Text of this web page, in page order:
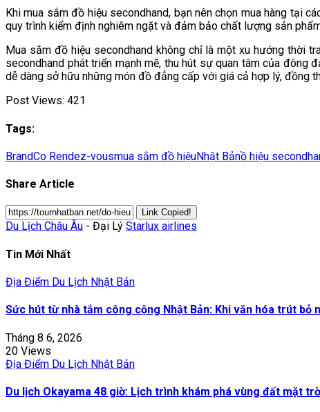
Khi mua sắm đồ hiệu secondhand, bạn nên chọn mua hàng tại
quy trình kiểm định nghiêm ngặt và đảm bảo chất lượng sản
Mua sắm đồ hiệu secondhand không chỉ là một xu hướng thời
secondhand phát triển mạnh mẽ, thu hút sự quan tâm của
dễ dàng sở hữu những món đồ đẳng cấp với giá cả hợp lý, đồng
Post Views: 421
Tags:
BrandCo Rendez-vousmua sắm đồ hiệuNhật Bảnồ hiệu
Share Article
Link Copied!
Du Lịch Châu Âu - Đại Lý Starlux airlines
Tin Mới Nhất
Địa Điểm Du Lịch Nhật Bản
Sức hút từ nhà tắm công cộng Nhật Bản: Khi văn hóa trút bỏ
Tháng 8 6, 2026
20 Views
Địa Điểm Du Lịch Nhật Bản
Du lịch Okayama 48 giờ: Lịch trình khám phá vùng đất mặt